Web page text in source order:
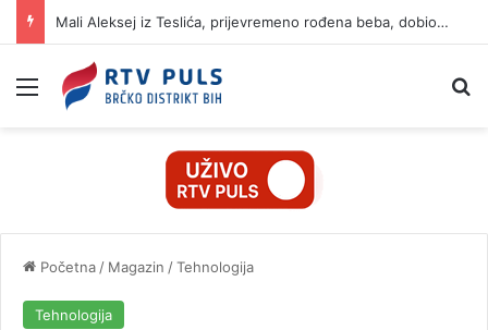
Mali Aleksej iz Teslića, prijevremeno rođena beba, dobio životnu bitku na UKC-u Srpske
Izbornik
Početna / Magazin /Tehnologija
Tehnologija